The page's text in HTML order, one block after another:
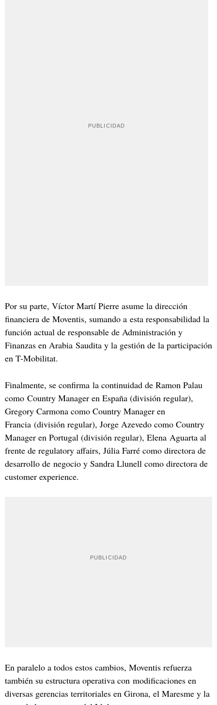
Por su parte, Víctor Martí Pierre asume la dirección
financiera de Moventis, sumando a esta responsabilidad la
función actual de responsable de Administración y
Finanzas en Arabia Saudita y la gestión de la participación
en T-Mobilitat.
Finalmente, se confirma la continuidad de Ramon Palau
como Country Manager en España (división regular),
Gregory Carmona como Country Manager en
Francia (división regular), Jorge Azevedo como Country
Manager en Portugal (división regular), Elena Aguarta al
frente de regulatory affairs, Júlia Farré como directora de
desarrollo de negocio y Sandra Llunell como directora de
customer experience.
En paralelo a todos estos cambios, Moventis refuerza
también su estructura operativa con modificaciones en
diversas gerencias territoriales en Girona, el Maresme y la